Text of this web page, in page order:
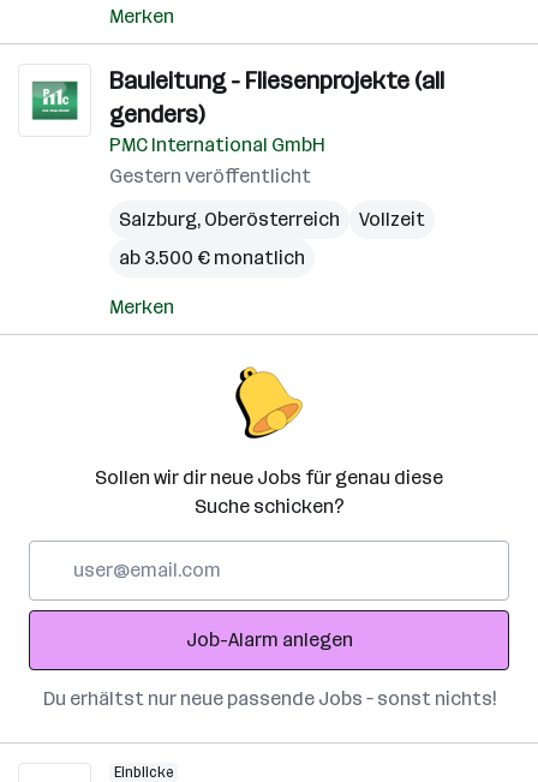
Merken
Bauleitung - Fliesenprojekte (all
genders)
PMC International GmbH
Gestern veröffentlicht
Salzburg, Oberösterreich
Vollzeit
ab 3.500 € monatlich
Merken
Sollen wir dir neue Jobs für genau diese
Suche schicken?
Adresse
Job-Alarm anlegen
Du erhältst nur neue passende Jobs – sonst nichts!
Einblicke